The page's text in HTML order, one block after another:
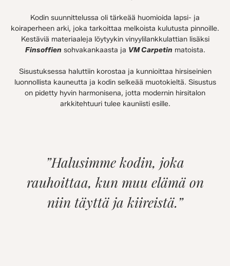
Kodin suunnittelussa oli tärkeää huomioida lapsi- ja
koiraperheen arki, joka tarkoittaa melkoista kulutusta pinnoille.
Kestäviä materiaaleja löytyykin vinyylilankkulattian lisäksi
Finsoffien sohvakankaasta ja VM Carpetin matoista.
Sisustuksessa haluttiin korostaa ja kunnioittaa hirsiseinien
luonnollista kauneutta ja kodin selkeää muotokieltä. Sisustus
on pidetty hyvin harmonisena, jotta modernin hirsitalon
arkkitehtuuri tulee kauniisti esille.
”Halusimme kodin, joka
rauhoittaa, kun muu elämä on
niin täyttä ja kiireistä.”